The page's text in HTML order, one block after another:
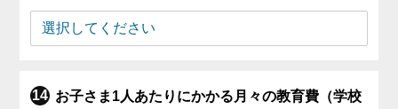
お子さま1人あたりにかかる月々の教育費（学校